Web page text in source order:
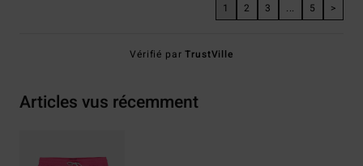
1 2 3 ... 5 >
Vérifié parTrustVille
Articles vus récemment